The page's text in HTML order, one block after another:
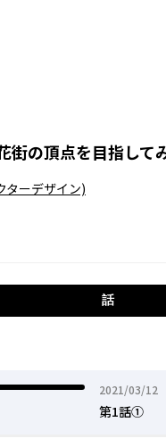
街の頂点を目指して
ターデザイン)
話
2021/03/12
2021年03月12
第1話①